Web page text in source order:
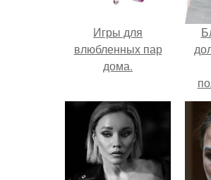
Игры для
влюбленных пар
дома.